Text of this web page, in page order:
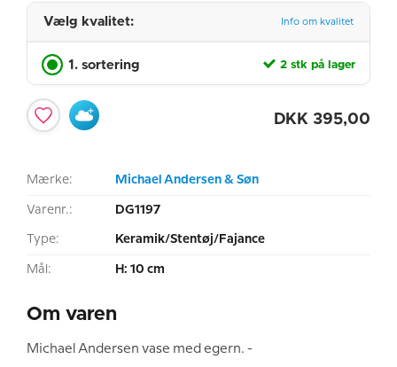
Vælg kvalitet: Info om kvalitet
1. sortering 2 stk på lager
DKK 395,00
Mærke: Michael Andersen & Søn
Varenr.: DG1197
Type: Keramik/Stentøj/Fajance
Mål: H: 10 cm
Om varen
Michael Andersen vase med egern. -